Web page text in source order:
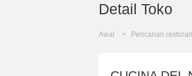
Detail Toko
Awal Pencarian